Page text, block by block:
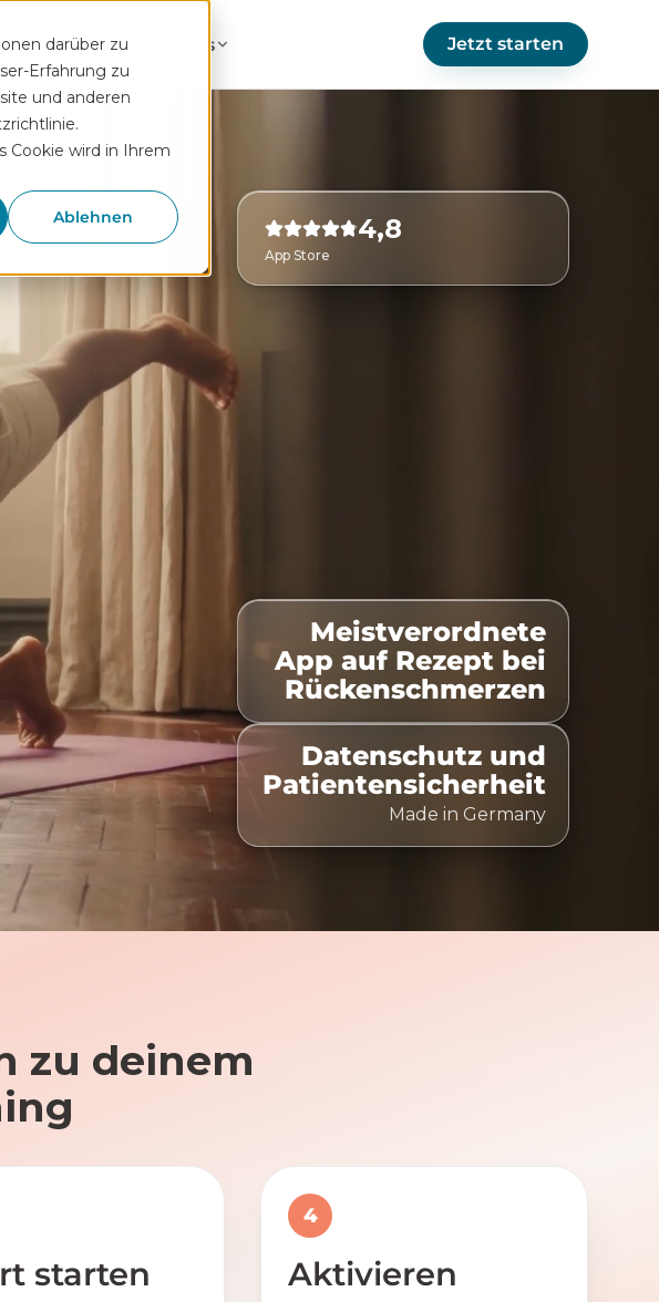
darüber zu
Erfahrung zu
und anderen
Cookie wird in Ihrem
Ablehnen
Hilfe Über uns Jetzt starten
4,8
App Store
Meistverordnete
App auf Rezept bei
Rückenschmerzen
Datenschutz und
Patientensicherheit
Made in Germany
100% Kostenübernahme Zeitlich flexibel
zu deinem
starten
4
Aktivieren